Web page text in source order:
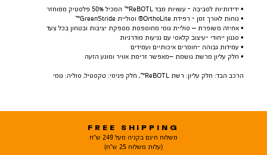
• ידידותיות לסביבה - עשויות מבד ReBOTL™ המכיל 50% פלסטיק ממוחזר
• נוחות לאורך זמן - רפידת OrthoLite® וסוליית GreenStride™
• אחיזה משופרת – סוליית גומי מחוספסת מספקת יציבות ובטחון בכל צעד
• סגנון ייחודי -עיצוב קלאסי עם נגיעות מודרניות
• עמידות גבוהה -חומרים איכותיים ועמידים
• חלק עליון מרשת נושמת –מאפשר זרימת אוויר ומונע הזעה
הרכב הבד: חלק עליון: רשת ReBOTL™, חלק פנימי: טקסטיל, סוליה: גומי
FREE SHIPPING
משלוח חינם בקניה מעל 249 ש"ח
(עלות משלוח 25 ש"ח)